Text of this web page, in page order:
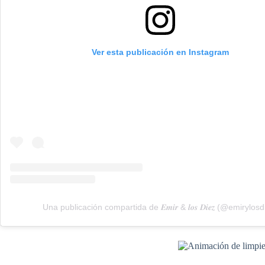
Ver esta publicación en Instagram
Una publicación compartida de 𝑬𝒎𝒊𝒓 & 𝒍𝒐𝒔 𝑫𝒊𝒆𝒛